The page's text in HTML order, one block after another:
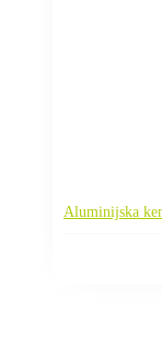
Aluminijska